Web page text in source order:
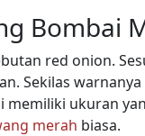
Bombai
red onion.
Sekilas
ukuran
merah biasa.